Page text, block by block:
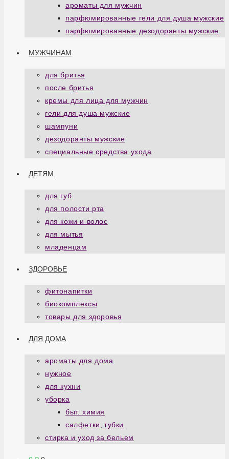
ароматы для мужчин
парфюмированные гели для душа мужские
парфюмированные дезодоранты мужские
МУЖЧИНАМ
для бритья
после бритья
кремы для лица для мужчин
гели для душа мужские
шампуни
дезодоранты мужские
специальные средства ухода
ДЕТЯМ
для губ
для полости рта
для кожи и волос
для мытья
младенцам
ЗДОРОВЬЕ
фитонапитки
биокомплексы
товары для здоровья
ДЛЯ ДОМА
ароматы для дома
нужное
для кухни
уборка
быт. химия
салфетки, губки
стирка и уход за бельем